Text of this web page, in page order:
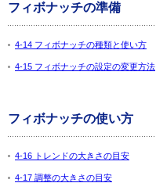
フィボナッチの準備
4-14 フィボナッチの種類と使い方
4-15 フィボナッチの設定の変更方法
フィボナッチの使い方
4-16 トレンドの大きさの目安
4-17 調整の大きさの目安